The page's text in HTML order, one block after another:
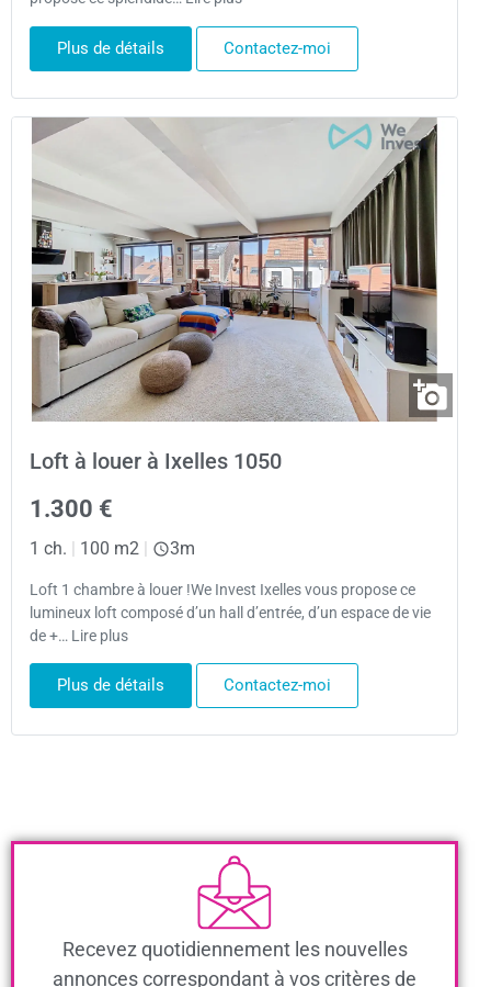
Plus de détails Contactez-moi
Loft à louer à Ixelles 1050
1.300 €
1 ch. 100 m2 3m
Loft 1 chambre à louer !We Invest Ixelles vous propose ce
lumineux loft composé d’un hall d’entrée, d’un espace de vie
de +… Lire plus
Plus de détails Contactez-moi
Recevez quotidiennement les nouvelles
annonces correspondant à vos critères de